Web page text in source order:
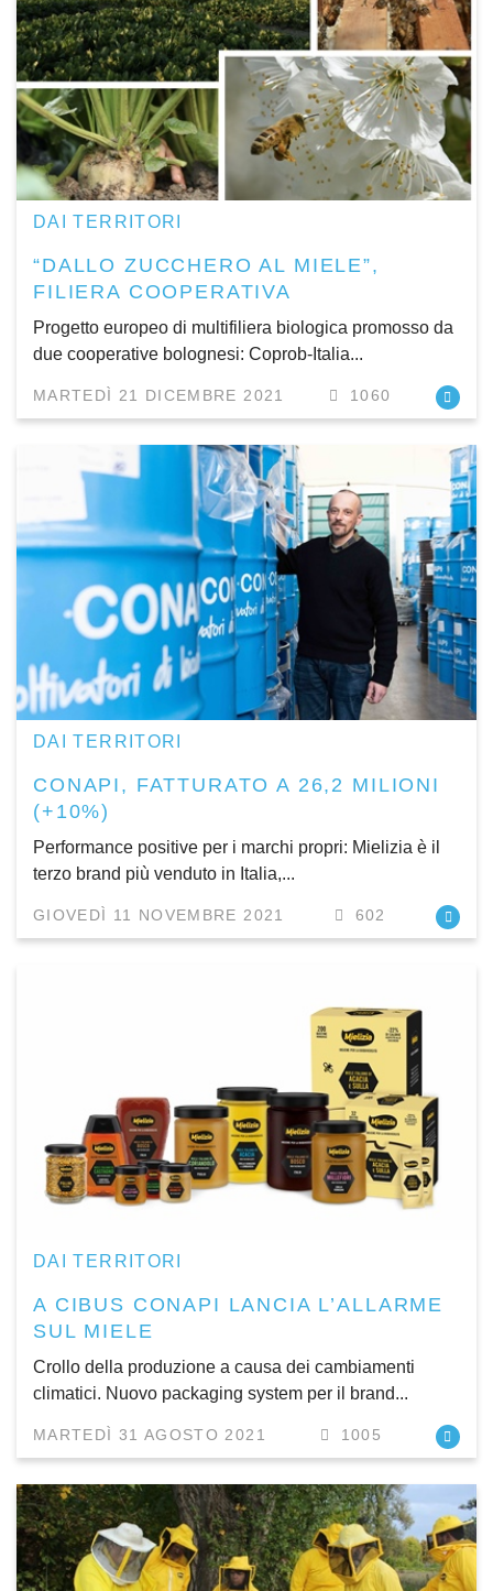
DAI TERRITORI
“DALLO ZUCCHERO AL MIELE”,
FILIERA COOPERATIVA
Progetto europeo di multifiliera biologica promosso da
due cooperative bolognesi: Coprob-Italia...
MARTEDÌ 21 DICEMBRE 2021 1060
DAI TERRITORI
CONAPI, FATTURATO A 26,2 MILIONI
(+10%)
Performance positive per i marchi propri: Mielizia è il
terzo brand più venduto in Italia,...
GIOVEDÌ 11 NOVEMBRE 2021 602
DAI TERRITORI
A CIBUS CONAPI LANCIA L’ALLARME
SUL MIELE
Crollo della produzione a causa dei cambiamenti
climatici. Nuovo packaging system per il brand...
MARTEDÌ 31 AGOSTO 2021 1005